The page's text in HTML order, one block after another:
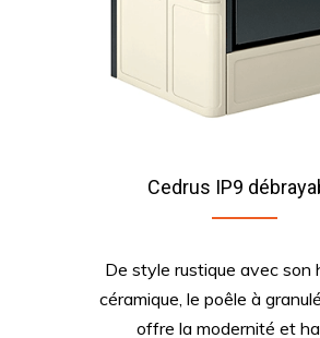
Cedrus IP9
De style rustique avec son
céramique, le poêle à
offre la modernité et